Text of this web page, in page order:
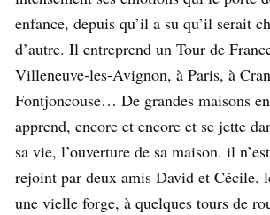
enfance, depuis qu’il a su qu’il serait
d’autre. Il entreprend un Tour de
Villeneuve-les-Avignon, à Paris, à
Fontjoncouse… De grandes maisons
apprend, encore et encore et se jette
sa vie, l’ouverture de sa maison. il
rejoint par deux amis David et Cécile.
une vielle forge, à quelques tours de